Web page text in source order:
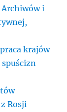
Archiwów i
krajów
Rosji